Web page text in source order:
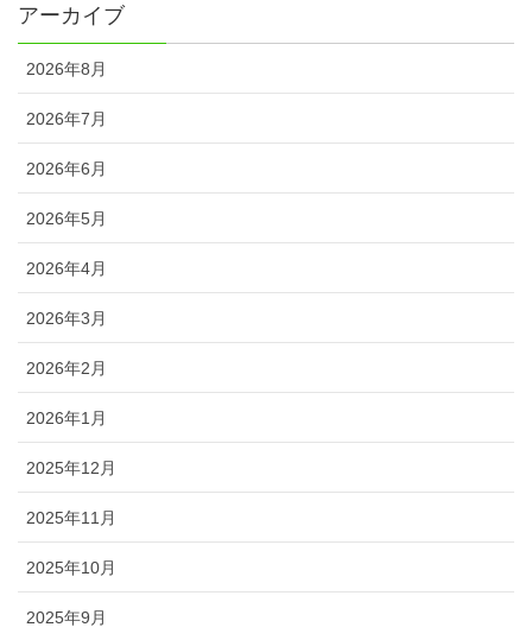
アーカイブ
2026年8月
2026年7月
2026年6月
2026年5月
2026年4月
2026年3月
2026年2月
2026年1月
2025年12月
2025年11月
2025年10月
2025年9月